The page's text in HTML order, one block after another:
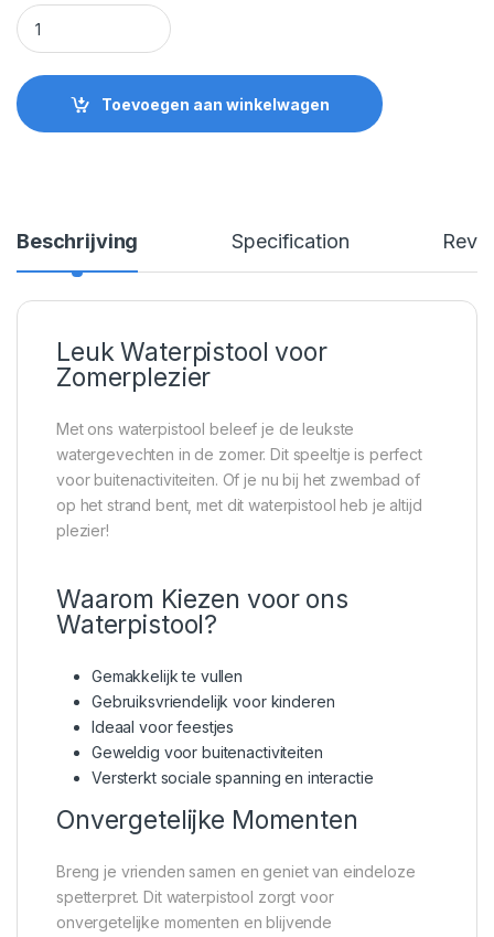
Waterpistool quantity
Toevoegen aan winkelwagen
Beschrijving Specification
Leuk Waterpistool voor
Zomerplezier
Met ons waterpistool beleef je de leukste
watergevechten in de zomer. Dit speeltje is perfect
voor buitenactiviteiten. Of je nu bij het zwembad of
op het strand bent, met dit waterpistool heb je altijd
plezier!
Waarom Kiezen voor ons
Waterpistool?
Gemakkelijk te vullen
Gebruiksvriendelijk voor kinderen
Ideaal voor feestjes
Geweldig voor buitenactiviteiten
Versterkt sociale spanning en interactie
Onvergetelijke Momenten
Breng je vrienden samen en geniet van eindeloze
spetterpret. Dit waterpistool zorgt voor
onvergetelijke momenten en blijvende